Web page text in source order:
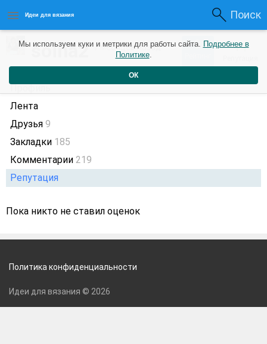
Идеи для вязания Поиск
soina2 7 месяцев назад 9 +1
Профиль
Лента
Друзья 9
Закладки 185
Комментарии 219
Репутация
Пока никто не ставил оценок
Мы используем куки и метрики для работы сайта. Подробнее в
Политике.
ОК
Политика конфиденциальности
Идеи для вязания © 2026